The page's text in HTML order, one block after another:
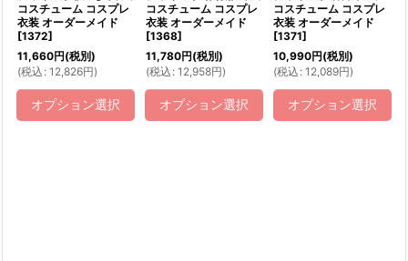
コスチューム コスプレ
衣装 オーダーメイド
[1372]
11,660円(税別)
(税込 : 12,826円)
オプション選択
コスチューム コスプレ
衣装 オーダーメイド
[1368]
11,780円(税別)
(税込 : 12,958円)
オプション選択
コスチューム コスプレ
衣装 オーダーメイド
[1371]
10,990円(税別)
(税込 : 12,089円)
オプション選択